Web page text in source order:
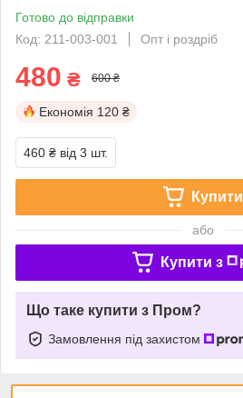
Готово до відправки
Код: 211-003-001
Опт і роздріб
480 ₴ 600 ₴
Економія 120 ₴
460 ₴ від 3 шт.
Купити
або
Купити з
Що таке купити з Пром?
Замовлення під захистом